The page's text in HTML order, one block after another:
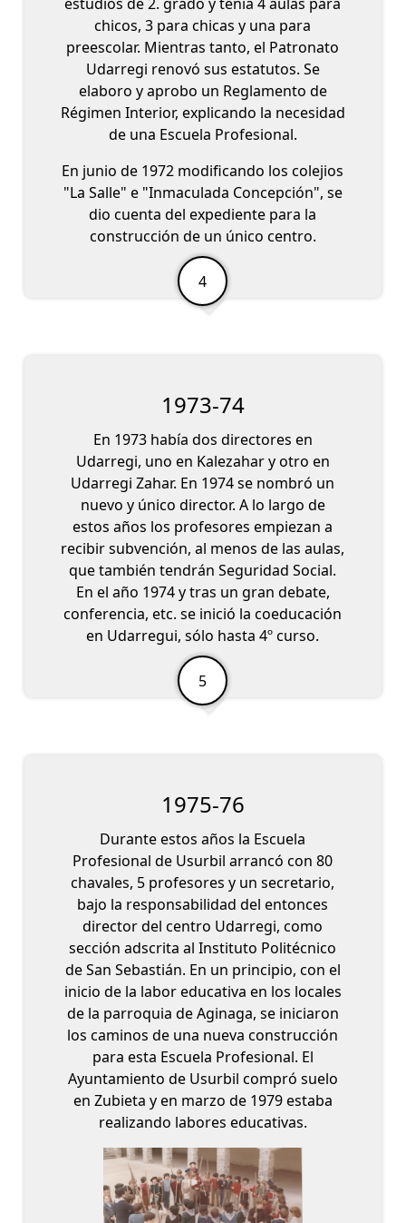
chicos, 3 para chicas y una para
preescolar. Mientras tanto, el Patronato
Udarregi renovó sus estatutos. Se
elaboro y aprobo un Reglamento de
Régimen Interior, explicando la necesidad
de una Escuela Profesional.
En junio de 1972 modificando los colejios
"La Salle" e "Inmaculada Concepción", se
dio cuenta del expediente para la
construcción de un único centro.
1973-74
En 1973 había dos directores en
Udarregi, uno en Kalezahar y otro en
Udarregi Zahar. En 1974 se nombró un
nuevo y único director. A lo largo de
estos años los profesores empiezan a
recibir subvención, al menos de las aulas,
que también tendrán Seguridad Social.
En el año 1974 y tras un gran debate,
conferencia, etc. se inició la coeducación
en Udarregui, sólo hasta 4º curso.
1975-76
Durante estos años la Escuela
Profesional de Usurbil arrancó con 80
chavales, 5 profesores y un secretario,
bajo la responsabilidad del entonces
director del centro Udarregi, como
sección adscrita al Instituto Politécnico
de San Sebastián. En un principio, con el
inicio de la labor educativa en los locales
de la parroquia de Aginaga, se iniciaron
los caminos de una nueva construcción
para esta Escuela Profesional. El
Ayuntamiento de Usurbil compró suelo
en Zubieta y en marzo de 1979 estaba
realizando labores educativas.